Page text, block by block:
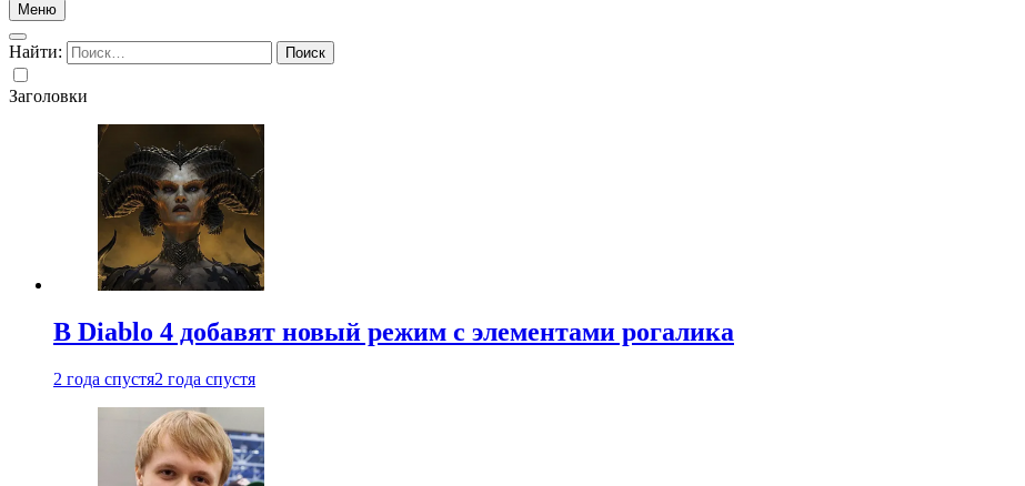
Меню
Найти:
Заголовки
В Diablo 4 добавят новый режим с элементами рогалика
2 года спустя2 года спустя